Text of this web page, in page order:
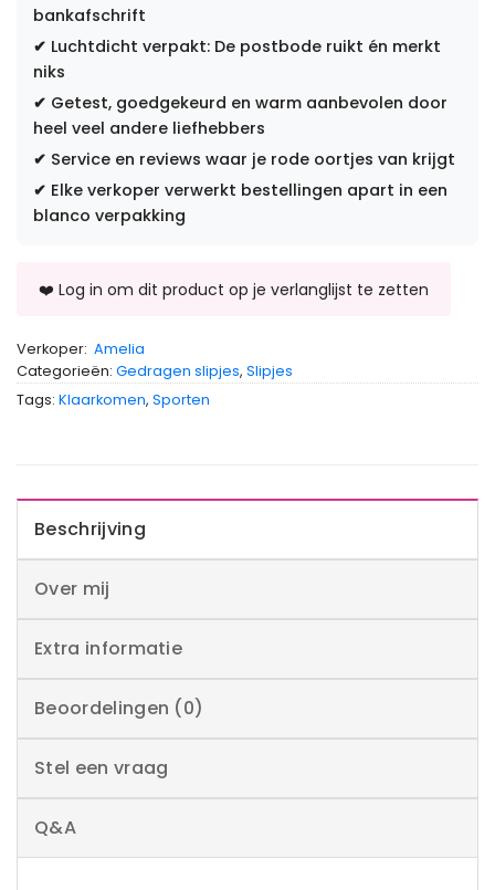
bankafschrift
✔ Luchtdicht verpakt: De postbode ruikt én merkt
niks
✔ Getest, goedgekeurd en warm aanbevolen door
heel veel andere liefhebbers
✔ Service en reviews waar je rode oortjes van krijgt
✔ Elke verkoper verwerkt bestellingen apart in een
blanco verpakking
Verkoper: Amelia
Categorieën: Gedragen slipjes, Slipjes
Tags: Klaarkomen, Sporten
Beschrijving
Over mij
Extra informatie
Beoordelingen (0)
Stel een vraag
Q&A